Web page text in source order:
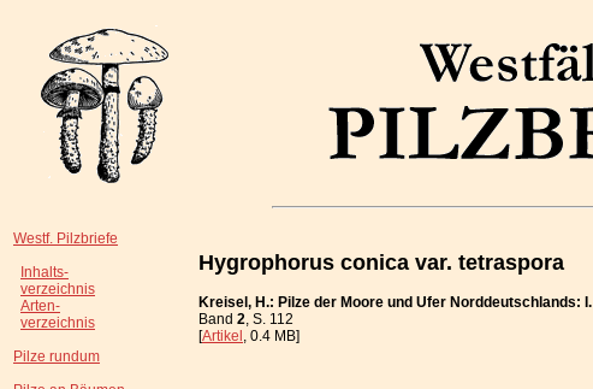
Westf. Pilzbriefe
Inhalts-
verzeichnis
Arten-
verzeichnis
Pilze rundum
Hygrophorus conica var. tetraspora
Kreisel, H.: Pilze der Moore und Ufer Norddeutschlands: I.
Band 2, S. 112
[Artikel, 0.4 MB]